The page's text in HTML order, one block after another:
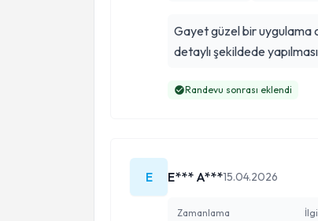
Gayet güzel bir uygulama
detaylı şekildede
Randevu sonrası eklendi
E E*** A***15.04.2026
Zamanlama İlgi